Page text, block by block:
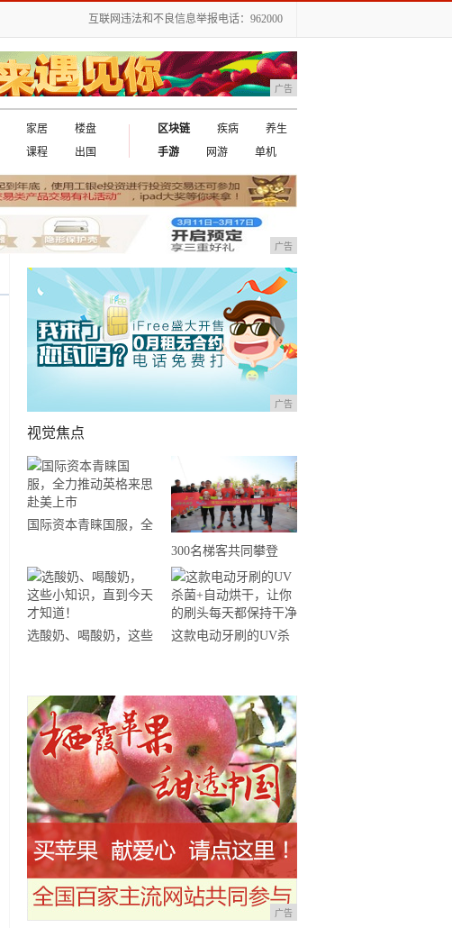
互联网违法和不良信息举报电话：962000
广告
家居
楼盘
课程 出国
区块链 疾病
养生
手游
网游 单机
广告
广告
视觉焦点
国际资本青睐国服，全
市
300名梯客共同攀登
2019国际垂直马拉松超
级精英赛顺德海骏达中
心站欢乐开跑
选酸奶、喝酸奶，这些
这款电动牙刷的UV杀
广告